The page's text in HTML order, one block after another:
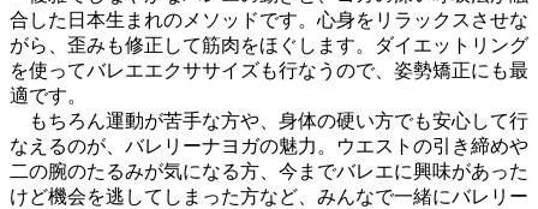
合した日本生まれのメソッドです。心身をリラックスさせな
がら、歪みも修正して筋肉をほぐします。ダイエットリング
を使ってバレエエクササイズも行なうので、姿勢矯正にも最
適です。
もちろん運動が苦手な方や、身体の硬い方でも安心して行
なえるのが、バレリーナヨガの魅力。ウエストの引き締めや
二の腕のたるみが気になる方、今までバレエに興味があった
けど機会を逃してしまった方など、みんなで一緒にバレリー